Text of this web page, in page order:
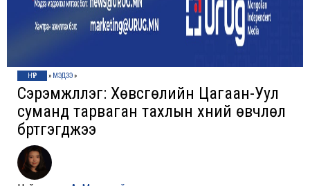
НҮҮР » МЭДЭЭ»
Сэрэмжлүүлэг: Хөвсгөлийн Цагаан-Уул
суманд тарваган тахлын хүний өвчлөл
бүртгэгджээ